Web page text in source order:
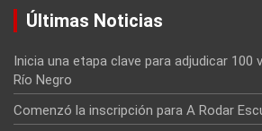
Últimas Noticias
Inicia una etapa clave para adjudicar 100
Río Negro
Comenzó la inscripción para A Rodar